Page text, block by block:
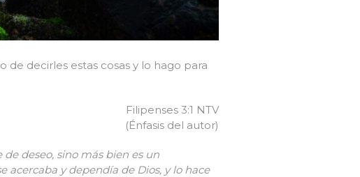
de decirles estas cosas y lo hago para
Filipenses 3:1 NTV
(Énfasis del autor)
deseo, sino más bien es un
acercaba y dependía de Dios, y lo hace